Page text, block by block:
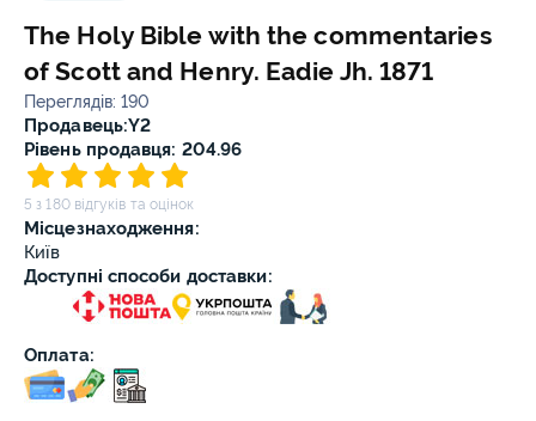
The Holy Bible with the commentaries
of Scott and Henry. Eadie Jh. 1871
Переглядів: 190
Продавець:Y2
Рівень продавця: 204.96
5 з 180 відгуків та оцінок
Місцезнаходження:
Київ
Доступні способи доставки:
Оплата: